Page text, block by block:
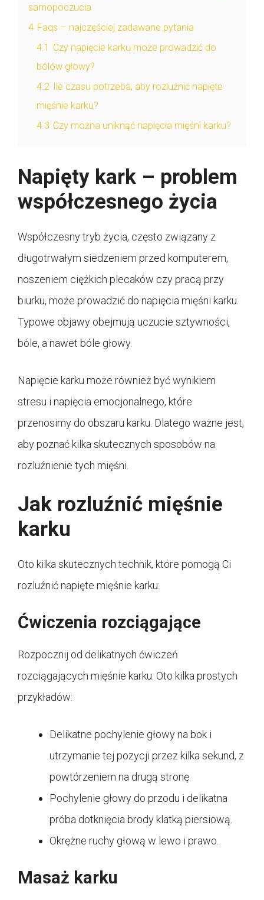
samopoczucia
4 Faqs – najczęściej zadawane pytania
4.1 Czy napięcie karku może prowadzić do
bólów głowy?
4.2 Ile czasu potrzeba, aby rozluźnić napięte
mięśnie karku?
4.3 Czy można uniknąć napięcia mięśni karku?
Napięty kark – problem
współczesnego życia
Współczesny tryb życia, często związany z
długotrwałym siedzeniem przed komputerem,
noszeniem ciężkich plecaków czy pracą przy
biurku, może prowadzić do napięcia mięśni karku.
Typowe objawy obejmują uczucie sztywności,
bóle, a nawet bóle głowy.
Napięcie karku może również być wynikiem
stresu i napięcia emocjonalnego, które
przenosimy do obszaru karku. Dlatego ważne jest,
aby poznać kilka skutecznych sposobów na
rozluźnienie tych mięśni.
Jak rozluźnić mięśnie
karku
Oto kilka skutecznych technik, które pomogą Ci
rozluźnić napięte mięśnie karku:
Ćwiczenia rozciągające
Rozpocznij od delikatnych ćwiczeń
rozciągających mięśnie karku. Oto kilka prostych
przykładów:
Delikatne pochylenie głowy na bok i
utrzymanie tej pozycji przez kilka sekund, z
powtórzeniem na drugą stronę.
Pochylenie głowy do przodu i delikatna
próba dotknięcia brody klatką piersiową.
Okrężne ruchy głową w lewo i prawo.
Masaż karku